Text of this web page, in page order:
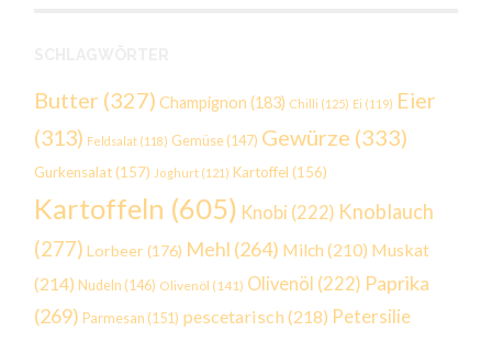
Butter (327) Champignon (183) Chilli (125) Ei (119) Eier
(313) Feldsalat (118) Gemüse (147) Gewürze (333)
Gurkensalat (157) Joghurt (121) Kartoffel (156)
Kartoffeln (605) Knobi (222) Knoblauch
(277) Lorbeer (176) Mehl (264) Milch (210) Muskat
(214) Nudeln (146) Olivenöl (141) Olivenöl (222) Paprika
(269) Parmesan (151) pescetarisch (218) Petersilie